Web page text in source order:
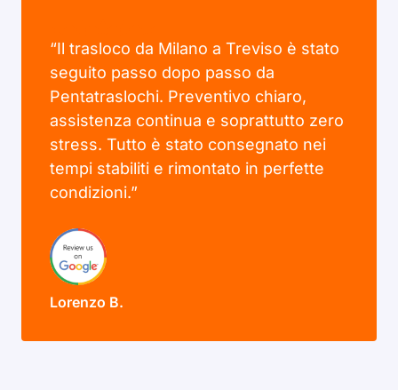
“Il trasloco da Milano a Treviso è stato
seguito passo dopo passo da
Pentatraslochi. Preventivo chiaro,
assistenza continua e soprattutto zero
stress. Tutto è stato consegnato nei
tempi stabiliti e rimontato in perfette
condizioni.”
Lorenzo B.